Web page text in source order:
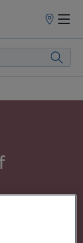
Forhandlere